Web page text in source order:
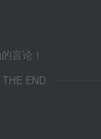
言论！
THE END